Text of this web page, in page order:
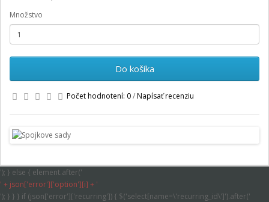
Množstvo
Do košíka
Počet hodnotení: 0/Napísať recenziu
'); } else { element.after('
' + json['error']['option'][i] + '
'); } } } if (json['error']['recurring']) { $('select[name=\'recurring_id\']').after('